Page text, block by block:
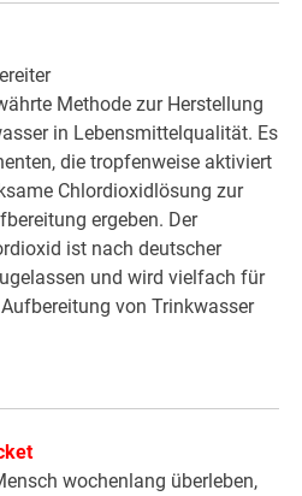
Methode zur Herstellung
in Lebensmittelqualität. Es
die tropfenweise aktiviert
Chlordioxidlösung zur
ergeben. Der
ist nach deutscher
und wird vielfach für
von Trinkwasser
wochenlang überleben,